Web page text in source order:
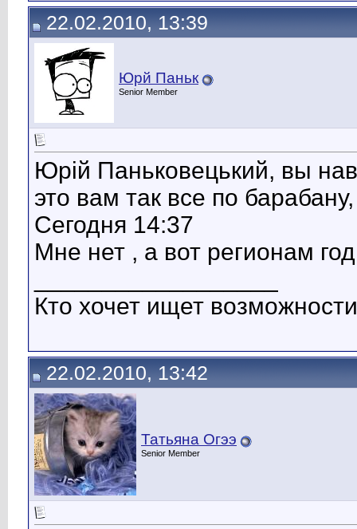
22.02.2010, 13:39
Юрй Паньк
Senior Member
Юрій Паньковецький, вы
это вам так все по
Сегодня 14:37
Мне нет , а вот регионам
Кто хочет ищет
22.02.2010, 13:42
Татьяна Огээ
Senior Member